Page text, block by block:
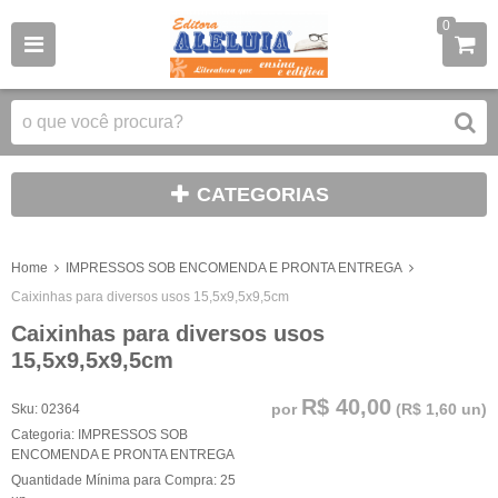
0
CATEGORIAS
Home
IMPRESSOS SOB ENCOMENDA E PRONTA ENTREGA
Caixinhas para diversos usos 15,5x9,5x9,5cm
Caixinhas para diversos usos
15,5x9,5x9,5cm
Sku: 02364
Categoria: IMPRESSOS SOB
ENCOMENDA E PRONTA ENTREGA
Quantidade Mínima para Compra: 25
por R$ 40,00 (R$ 1,60 un)